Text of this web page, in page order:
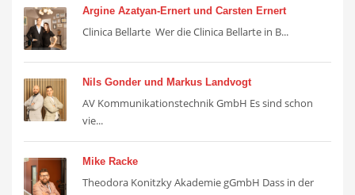
Argine Azatyan-Ernert und Carsten Ernert
Clinica Bellarte Wer die Clinica Bellarte in B...
Nils Gonder und Markus Landvogt
AV Kommunikationstechnik GmbH Es sind schon
vie...
Mike Racke
Theodora Konitzky Akademie gGmbH Dass in der